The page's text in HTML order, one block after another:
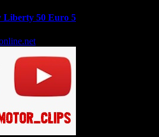
Liberty 50 Euro 5